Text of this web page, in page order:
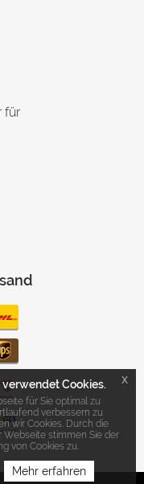
für
Cookies.
für Sie optimal zu
verbessern zu
wir Cookies. Durch die
stimmen Sie der
von Cookies zu.
Mehr erfahren
x